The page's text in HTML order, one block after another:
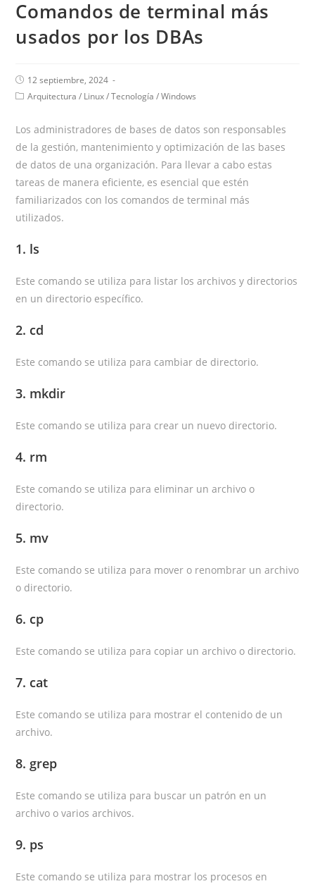
Comandos de terminal más
usados por los DBAs
12 septiembre, 2024
Arquitectura / Linux/Tecnología /Windows
Los administradores de bases de datos son responsables
de la gestión, mantenimiento y optimización de las bases
de datos de una organización. Para llevar a cabo estas
tareas de manera eficiente, es esencial que estén
familiarizados con los comandos de terminal más
utilizados.
1. ls
Este comando se utiliza para listar los archivos y directorios
en un directorio específico.
2. cd
Este comando se utiliza para cambiar de directorio.
3. mkdir
Este comando se utiliza para crear un nuevo directorio.
4. rm
Este comando se utiliza para eliminar un archivo o
directorio.
5. mv
Este comando se utiliza para mover o renombrar un archivo
o directorio.
6. cp
Este comando se utiliza para copiar un archivo o directorio.
7. cat
Este comando se utiliza para mostrar el contenido de un
archivo.
8. grep
Este comando se utiliza para buscar un patrón en un
archivo o varios archivos.
9. ps
Este comando se utiliza para mostrar los procesos en